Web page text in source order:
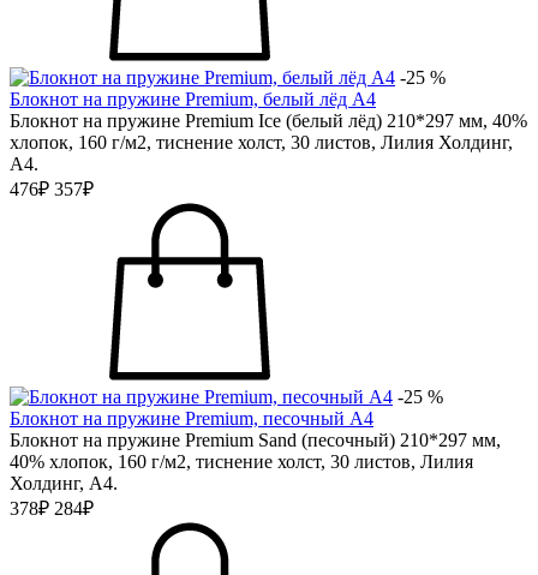
-25 %
Блокнот на пружине Premium, белый лёд А4
Блокнот на пружине Premium Ice (белый лёд) 210*297 мм, 40%
хлопок, 160 г/м2, тиснение холст, 30 листов, Лилия Холдинг,
А4.
476₽ 357₽
-25 %
Блокнот на пружине Premium, песочный А4
Блокнот на пружине Premium Sand (песочный) 210*297 мм,
40% хлопок, 160 г/м2, тиснение холст, 30 листов, Лилия
Холдинг, А4.
378₽ 284₽